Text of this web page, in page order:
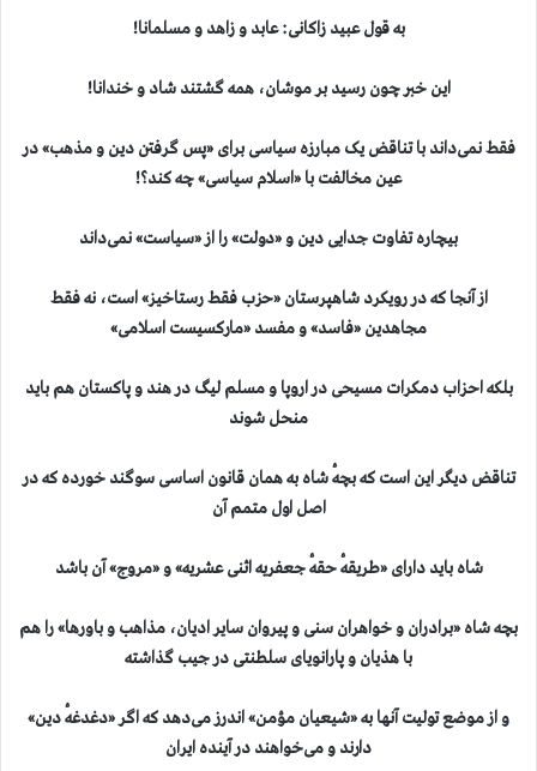
به قول عبید زاکانی: عابد و زاهد و مسلمانا!
این خبر چون رسید بر موشان، همه گشتند شاد و خندانا!
فقط نمی‌داند با تناقض یک مبارزه سیاسی برای «پس گرفتن دین و مذهب» در
عین مخالفت با «اسلام سیاسی» چه کند؟!
بیچاره تفاوت جدایی دین و «دولت» را از «سیاست» نمی‌داند
از آنجا که در رویکرد شاهپرستان «حزب فقط رستاخیز» است، نه فقط
مجاهدین «فاسد» و مفسد «مارکسیست اسلامی»
بلکه احزاب دمکرات مسیحی در اروپا و مسلم لیگ در هند و پاکستان هم باید
منحل شوند
تناقض دیگر این است که بچهٔ شاه به همان قانون اساسی سوگند خورده که در
اصل اول متمم آن
شاه باید دارای «طریقهٔ حقهٔ جعفریه اثنی عشریه» و «مروج» آن باشد
بچه شاه «برادران و خواهران سنی و پیروان سایر ادیان، مذاهب و باورها» را هم
با هذیان و پارانویای سلطنتی در جیب گذاشته
و از موضع تولیت آنها به «شیعیان مؤمن» اندرز می‌دهد که اگر «دغدغهٔ دین»
دارند و می‌خواهند در آینده ایران